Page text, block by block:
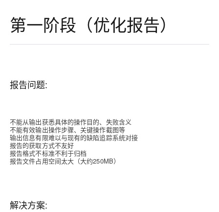
第一阶段（优化报告）
报告问题:
不能从输出获悉具体的操作目的、失败含义
不能有效输出操作步骤、关键操作截图等
输出信息有限难以与现有的缺陷追踪系统对接
报告的获取方式不友好
报告格式不标准不利于归档
报告文件占用空间太大（大约250MB）
解决方案: